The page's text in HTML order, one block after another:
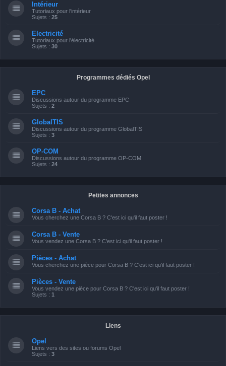
Intérieur
Tutoriaux pour l'intérieur
Sujets : 25
Electricité
Tutoriaux pour l'électricité
Sujets : 30
Programmes dédiés Opel
EPC
Discussions autour du programme EPC
Sujets : 2
GlobalTIS
Discussions autour du programme GlobalTIS
Sujets : 3
OP-COM
Discussions autour du programme OP-COM
Sujets : 24
Petites annonces
Corsa B - Achat
Vous cherchez une Corsa B ? C'est ici qu'il faut poster !
Corsa B - Vente
Vous vendez une Corsa B ? C'est ici qu'il faut poster !
Pièces - Achat
Vous cherchez une pièce pour Corsa B ? C'est ici qu'il faut poster !
Pièces - Vente
Vous vendez une pièce pour Corsa B ? C'est ici qu'il faut poster !
Sujets : 1
Liens
Opel
Liens vers des sites ou forums Opel
Sujets : 3